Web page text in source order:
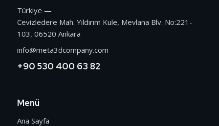
Türkiye —
Cevizledere Mah. Yıldırım Kule, Mevlana Blv. No:221-
103, 06520 Ankara
info@meta3dcompany.com
+90 530 400 63 82
Menü
Ana Sayfa